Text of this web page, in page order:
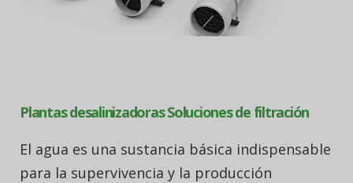
Plantas desalinizadoras Soluciones de filtración
El agua es una sustancia básica indispensable
para la supervivencia y la producción